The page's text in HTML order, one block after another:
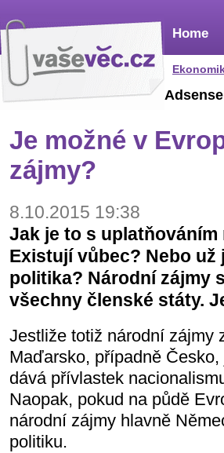
Home
Adsense
Je možné v
zájmy?
8.10.2015 19:38
Jak je to s
Existují vůbec? Nebo už
politika? Národní zájmy
všechny členské státy.
Jestliže totiž národní zájmy
Maďarsko, případně
dává přívlastek
Naopak, pokud na půdě
národní zájmy hlavně
politiku.